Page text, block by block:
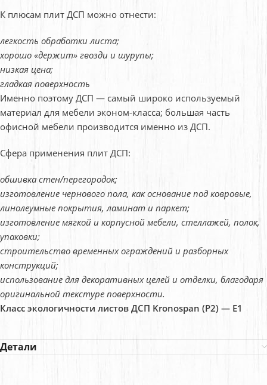
К плюсам плит ДСП можно отнести:
легкость обработки листа;
хорошо «держит» гвозди и шурупы;
низкая цена;
гладкая поверхность
Именно поэтому ДСП — самый широко используемый
материал для мебели эконом-класса; большая часть
офисной мебели производится именно из ДСП.
Сфера применения плит ДСП:
обшивка стен/перегородок;
изготовление чернового пола, как основание под ковровые,
линолеумные покрытия, ламинат и паркет;
изготовление мягкой и корпусной мебели, стеллажей, полок,
упаковки;
строительство временных ограждений и разборных
конструкций;
использование для декоративных целей и отделки, благодаря
оригинальной текстуре поверхности.
Класс экологичности листов ДСП Kronospan (P2) — E1
Детали